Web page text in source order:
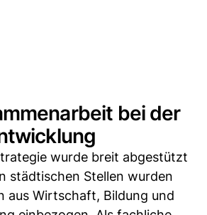
bei der
wurde breit abgestützt
städtischen Stellen wurden
aus Wirtschaft, Bildung und